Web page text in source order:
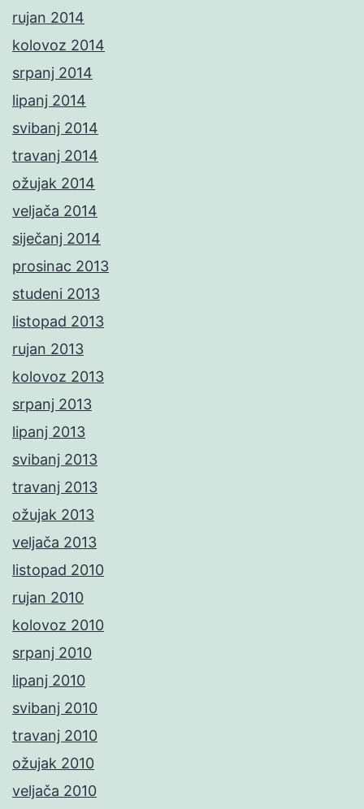
rujan 2014
kolovoz 2014
srpanj 2014
lipanj 2014
svibanj 2014
travanj 2014
ožujak 2014
veljača 2014
siječanj 2014
prosinac 2013
studeni 2013
listopad 2013
rujan 2013
kolovoz 2013
srpanj 2013
lipanj 2013
svibanj 2013
travanj 2013
ožujak 2013
veljača 2013
listopad 2010
rujan 2010
kolovoz 2010
srpanj 2010
lipanj 2010
svibanj 2010
travanj 2010
ožujak 2010
veljača 2010